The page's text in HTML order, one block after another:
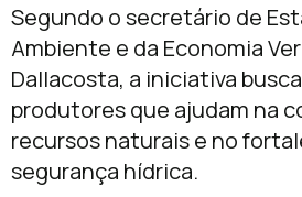
Segundo o secretário de
Ambiente e da Economia
Dallacosta, a iniciativa
produtores que ajudam na
recursos naturais e no
segurança hídrica.